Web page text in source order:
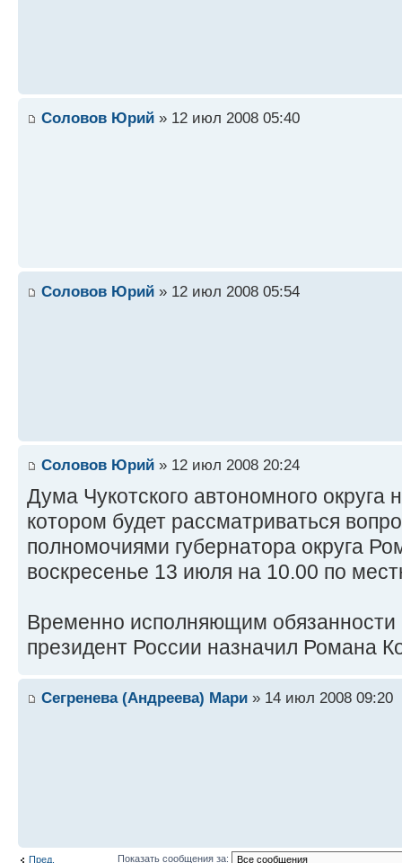
Соловов Юрий » 12 июл 2008 05:40
Соловов Юрий » 12 июл 2008 05:54
Соловов Юрий » 12 июл 2008 20:24
Дума Чукотского автономного округа
котором будет рассматриваться
полномочиями губернатора округа
воскресенье 13 июля на 10.00 по
Временно исполняющим обязанности
президент России назначил Романа
Сегренева (Андреева) Мари » 14 июл 2008 09:20
Пред. Показать сообщения за: